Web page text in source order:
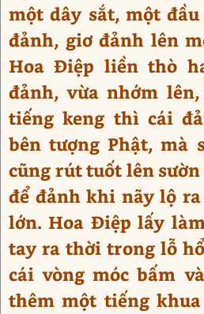
một dây sắt, một
đảnh, giơ đảnh lên
Hoa Điệp liền thò
đảnh, vừa nhớm
tiếng keng thì cái
bên tượng Phật, mà
cũng rút tuốt lên
để đảnh khi nãy lộ
lớn. Hoa Điệp lấy
tay ra thời trong lỗ
cái vòng móc bấm
thêm một tiếng